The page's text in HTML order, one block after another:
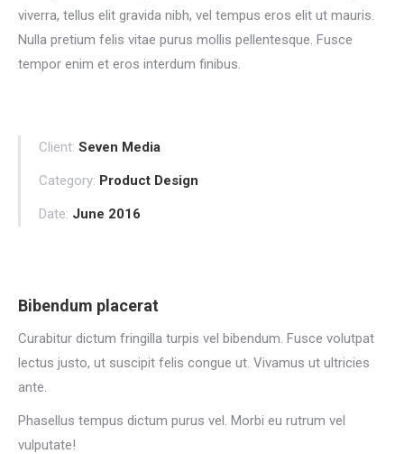
viverra, tellus elit gravida nibh, vel tempus eros elit ut mauris.
Nulla pretium felis vitae purus mollis pellentesque. Fusce
tempor enim et eros interdum finibus.
Client: Seven Media
Category: Product Design
Date: June 2016
Bibendum placerat
Curabitur dictum fringilla turpis vel bibendum. Fusce volutpat
lectus justo, ut suscipit felis congue ut. Vivamus ut ultricies
ante.
Phasellus tempus dictum purus vel. Morbi eu rutrum vel
vulputate!